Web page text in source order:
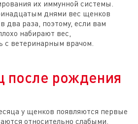
их иммунной системы.
днями вес щенков
два раза, поэтому, если вам
набирают вес,
с ветеринарным врачом.
после рождения
у щенков появляются первые
относительно слабыми.